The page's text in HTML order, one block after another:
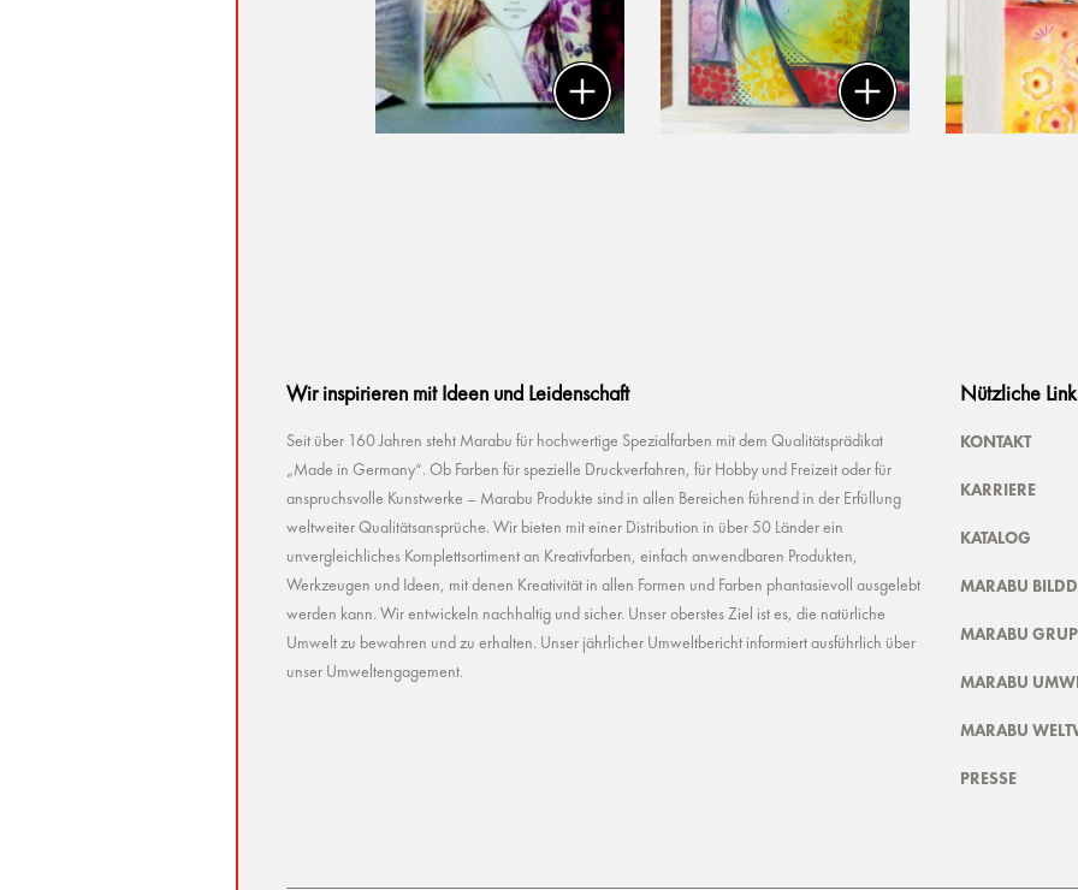
Wir inspirieren mit Ideen und Leidenschaft
Seit über 160 Jahren steht Marabu für hochwertige Spezialfarben mit dem Qualitätsprädikat
„Made in Germany“. Ob Farben für spezielle Druckverfahren, für Hobby und Freizeit oder für
anspruchsvolle Kunstwerke – Marabu Produkte sind in allen Bereichen führend in der Erfüllung
weltweiter Qualitätsansprüche. Wir bieten mit einer Distribution in über 50 Länder ein
unvergleichliches Komplettsortiment an Kreativfarben, einfach anwendbaren Produkten,
Werkzeugen und Ideen, mit denen Kreativität in allen Formen und Farben phantasievoll ausgelebt
werden kann. Wir entwickeln nachhaltig und sicher. Unser oberstes Ziel ist es, die natürliche
Umwelt zu bewahren und zu erhalten. Unser jährlicher Umweltbericht informiert ausführlich über
unser Umweltengagement.
Nützliche
KONTAKT
KARRIERE
KATALOG
MARABU
MARABU
MARABU
MARABU
PRESSE